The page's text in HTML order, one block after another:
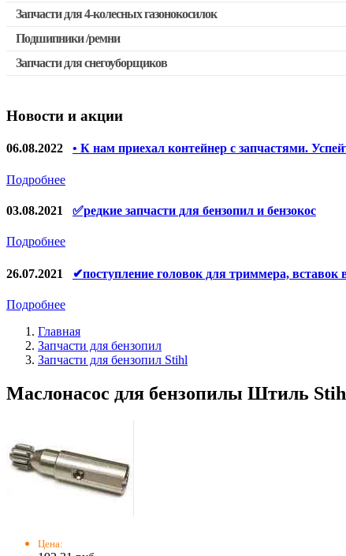
Двигатели, редукторы для шуруповертов
Выключатели, переключатели
Запчасти для перфораторов и отбойных молотков
Якоря, статоры
Запчасти для электроинструмента другие
Щётки, щёточные узлы
Ремни для электроинструмента
Запчасти для 4-колесных газонокосилок
Подшипники /ремни
Запчасти для снегоуборщиков
Новости и акции
06.08.2022 • К нам приехал контейнер с запчастями.
Подробнее
03.08.2021 ✅редкие запчасти для бензопил и бензокос
Подробнее
26.07.2021 ✔поступление головок для триммера,
Подробнее
Главная
Запчасти для бензопил
Запчасти для бензопил Stihl
Маслонасос для бензопилы Штиль
Цена: